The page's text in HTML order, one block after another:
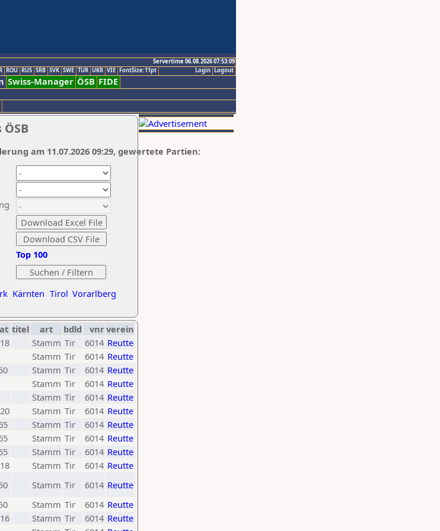
Servertime 06.08.2026 07:53:09
Logout
Login
ROU RUS SRB SVK SWE TUR UKR VIE FontSize:11pt
Swiss-Manager ÖSB FIDE
Kärnten Tirol Vorarlberg
Top 100
am 11.07.2026 09:29, gewertete Partien:
titel art bdld vnrverein
Stamm Tir 6014 Reutte
Stamm Tir 6014 Reutte
Stamm Tir 6014 Reutte
Stamm Tir 6014 Reutte
Stamm Tir 6014 Reutte
Stamm Tir 6014 Reutte
Stamm Tir 6014 Reutte
Stamm Tir 6014 Reutte
Stamm Tir 6014 Reutte
Stamm Tir 6014 Reutte
Stamm Tir 6014 Reutte
Stamm Tir 6014 Reutte
Stamm Tir 6014 Reutte